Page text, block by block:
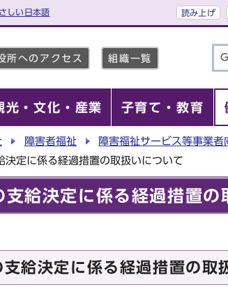
しい日本語 読み上げ
所へのアクセス 組織一覧
光・文化・産業 子育て・教育
障害者福祉 障害福祉サービス等事業者
決定に係る経過措置の取扱いについて
支給決定に係る経過措置の
支給決定に係る経過措置の取